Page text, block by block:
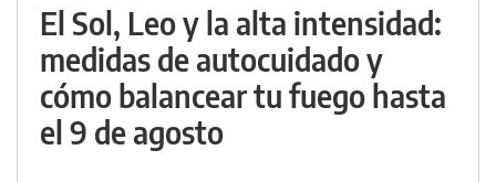
El Sol, Leo y la alta intensidad:
medidas de autocuidado y
cómo balancear tu fuego hasta
el 9 de agosto